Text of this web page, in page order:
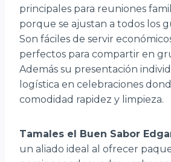
principales para reuniones
porque se ajustan a todos los
Son fáciles de servir
perfectos para compartir en
Además su presentación
logística en celebraciones
comodidad rapidez y limpieza.
Tamales el Buen Sabor
un aliado ideal al ofrecer